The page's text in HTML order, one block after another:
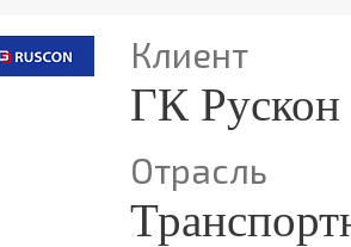
Клиент
ГК Рускон
Отрасль